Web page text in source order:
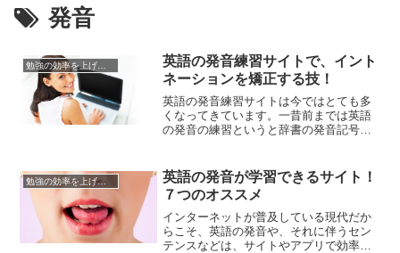
発音
勉強の効率を上げる方法
英語の発音練習サイトで、イント
ネーションを矯正する技！
英語の発音練習サイトは今ではとても多
くなってきています。一昔前までは英語
の発音の練習というと辞書の発音記号を
などで英語発音の練習ができるのです。
発音記号を読むのが難しいと感じる人に
とって、英語発音サイトはまさに救世主
といえるでしょう。しかし、このよ...
勉強の効率を上げる方法
英語の発音が学習できるサイト！
７つのオススメ
インターネットが普及している現代だか
らこそ、英語の発音や、それに伴うセン
テンスなどは、サイトやアプリで効率的